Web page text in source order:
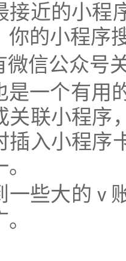
接近的小程
你的小程序
微信公众号
是一个有用
关联小程序
插入小程序
一些大的 v